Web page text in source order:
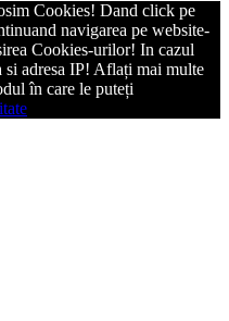
Cookies! Dand click pe
navigarea pe website-
Cookies-urilor! In cazul
adresa IP! Aflați mai multe
în care le puteți